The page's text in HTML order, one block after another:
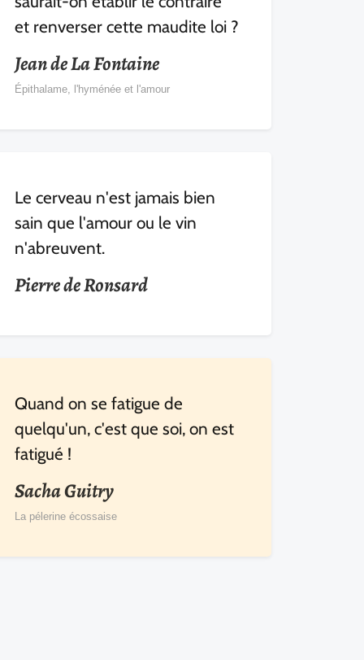
et renverser cette maudite loi ?
Jean de La Fontaine
Épithalame, l'hyménée et l'amour
Le cerveau n'est jamais bien
sain que l'amour ou le vin
n'abreuvent.
Pierre de Ronsard
Quand on se fatigue de
quelqu'un, c'est que soi, on est
fatigué !
Sacha Guitry
La pélerine écossaise